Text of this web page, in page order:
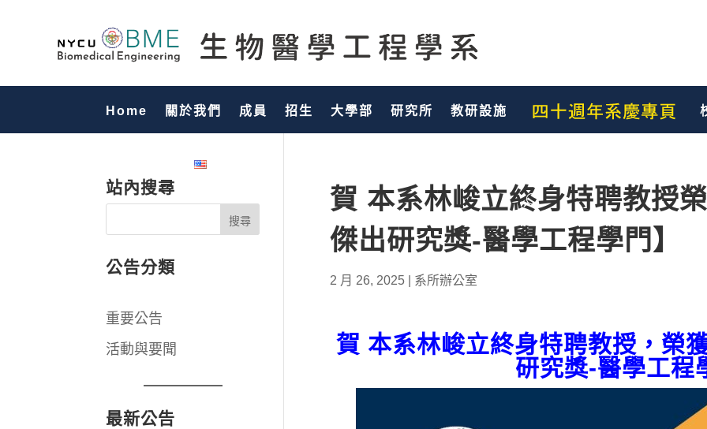
Home 關於我們 成員 招生 大學部 研究所 教研設施
賀 本系林峻立終身特聘教授
傑出研究獎-醫學工程學門】
2 月 26, 2025| 系所辦公室
賀 本系林峻立終身特聘教授，榮
研究獎-醫學工程
站內搜尋
公告分類
重要公告
活動與要聞
最新公告